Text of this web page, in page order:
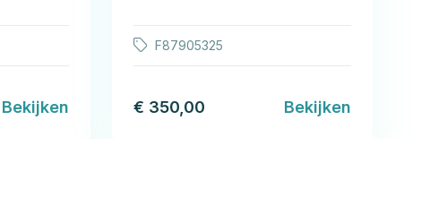
Bekijken
F87905325
€ 350,00 Bekijken